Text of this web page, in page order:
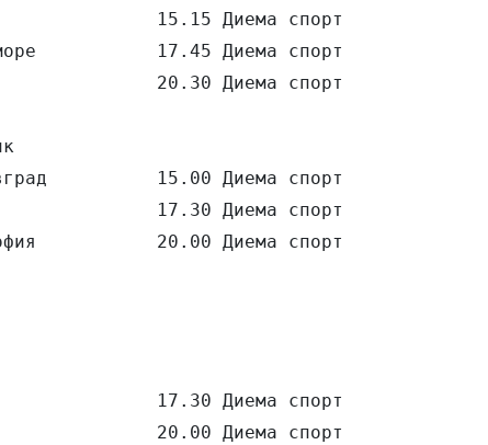
15.15 Диема спорт
17.45 Диема спорт
20.30 Диема спорт
15.00 Диема спорт
17.30 Диема спорт
20.00 Диема спорт
17.30 Диема спорт
20.00 Диема спорт